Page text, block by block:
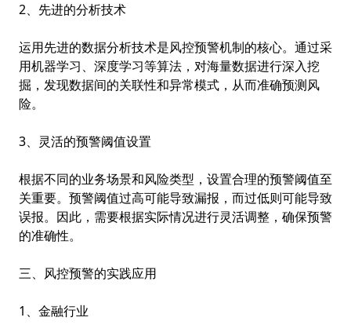
2、先进的分析技术
运用先进的数据分析技术是风控预警机制的核心。通过采
用机器学习、深度学习等算法，对海量数据进行深入挖
掘，发现数据间的关联性和异常模式，从而准确预测风
险。
3、灵活的预警阈值设置
根据不同的业务场景和风险类型，设置合理的预警阈值至
关重要。预警阈值过高可能导致漏报，而过低则可能导致
误报。因此，需要根据实际情况进行灵活调整，确保预警
的准确性。
三、风控预警的实践应用
1、金融行业